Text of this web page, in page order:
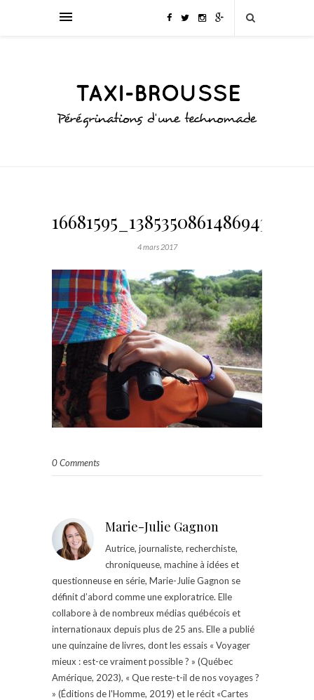
4 mars 2017
0 Comments
Marie-Julie Gagnon
Autrice, journaliste, recherchiste,
chroniqueuse, machine à idées et
questionneuse en série, Marie-Julie Gagnon se
définit d’abord comme une exploratrice. Elle
collabore à de nombreux médias québécois et
internationaux depuis plus de 25 ans. Elle a publié
une quinzaine de livres, dont les essais « Voyager
mieux : est-ce vraiment possible ? » (Québec
Amérique, 2023), « Que reste-t-il de nos voyages ?
» (Éditions de l'Homme, 2019) et le récit «Cartes